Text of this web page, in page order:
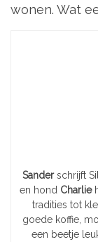
wonen. Wat
Sanderschrijft
en hond Charlie
tradities tot
goede koffie,
een beetje